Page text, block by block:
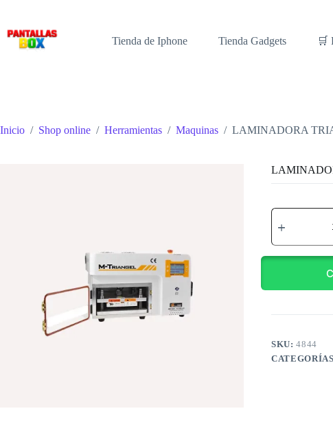
contenido
Tienda de Iphone
Tienda Gadgets 🛒
Inicio / Shop online / Herramientas / Maquinas / LAMINADORA
TRIANGEL
17
cantidad
SKU:4844